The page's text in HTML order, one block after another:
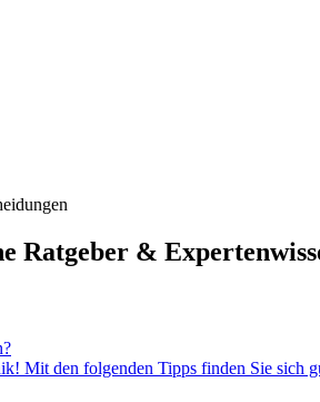
Ratgeber &
Mit den folgenden Tipps finden Sie sich